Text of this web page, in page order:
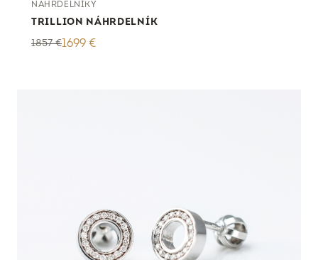
NÁHRDELNÍKY
TRILLION NÁHRDELNÍK
1857€1699 €